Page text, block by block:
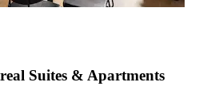
Suites & Apartments